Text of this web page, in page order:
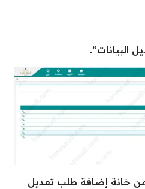
البيانات”.
من خانة إضافة طلب تعديل